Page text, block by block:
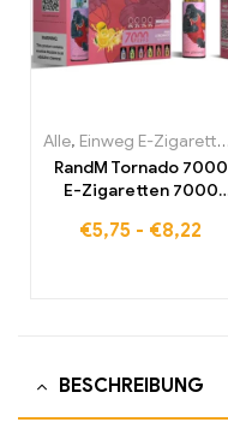
Alle, Einweg E-Zigaretten
RandM Tornado 7000
E-Zigaretten 7000
lagerraum
€5,75 - €8,22
BESCHREIBUNG